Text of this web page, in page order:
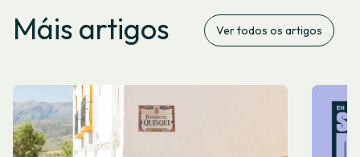
Máis artigos Ver todos os artigos